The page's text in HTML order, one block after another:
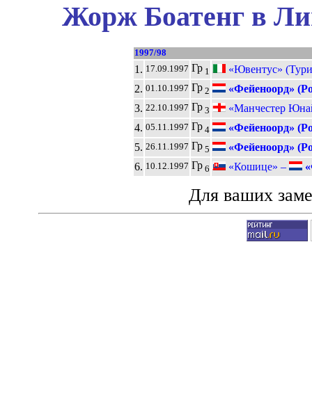
Жорж Боатенг в
1997/98
1. 17.09.1997 Гр 1
«Ювентус»
2. 01.10.1997 Гр 2
«Фейеноорд»
3. 22.10.1997 Гр 3
«Манчестер
4. 05.11.1997 Гр 4
«Фейеноорд»
5. 26.11.1997 Гр 5
«Фейеноорд»
6. 10.12.1997 Гр 6 «Кошице» –
Для ваших